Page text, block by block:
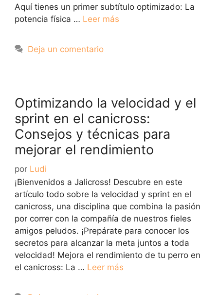
Aquí tienes un primer subtítulo optimizado: La
potencia física … Leer más
Deja un comentario
Optimizando la velocidad y el
sprint en el canicross:
Consejos y técnicas para
mejorar el rendimiento
por Ludi
¡Bienvenidos a Jalicross! Descubre en este
artículo todo sobre la velocidad y sprint en el
canicross, una disciplina que combina la pasión
por correr con la compañía de nuestros fieles
amigos peludos. ¡Prepárate para conocer los
secretos para alcanzar la meta juntos a toda
velocidad! Mejora el rendimiento de tu perro en
el canicross: La … Leer más